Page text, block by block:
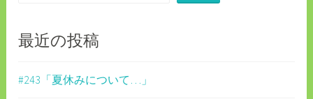
最近の投稿
#243「夏休みについて…」